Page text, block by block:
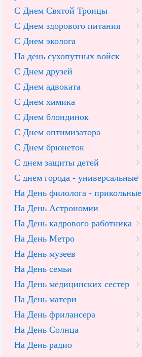
С Днем Святой Троицы
С Днем здорового питания
С Днем эколога
На день сухопутных войск
С Днем друзей
С Днем адвоката
С Днем химика
С Днем блондинок
С Днем оптимизатора
С Днем брюнеток
С днем защиты детей
С днем города - универсальные
На День филолога - прикольные
На День Астрономии
На День кадрового работника
На День Метро
На День музеев
На День семьи
На День медицинских сестер
На День матери
На День фрилансера
На День Солнца
На День радио